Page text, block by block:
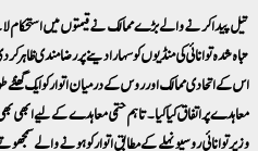
تیل پیدا کرنے والے بڑے ممالک نے قیمتوں میں استحکام
تباہ شدہ توانائی کی منڈیوں کو سہارا دینے پر رضامندی
اس کے اتحادی ممالک اور روس کے درمیان اتوار کو ایک گھنٹے
معاہدے پر اتفاق کیا گیا۔تاہم حتمی معاہدے کے لیے